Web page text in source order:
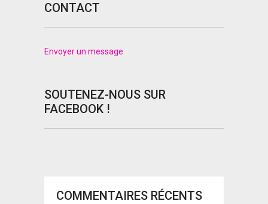
CONTACT
Envoyer un message
SOUTENEZ-NOUS SUR
FACEBOOK !
COMMENTAIRES RÉCENTS